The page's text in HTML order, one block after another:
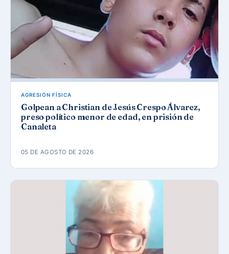
AGRESIÓN FÍSICA
Golpean a Christian de Jesús Crespo Álvarez,
preso político menor de edad, en prisión de
Canaleta
05 DE AGOSTO DE 2026